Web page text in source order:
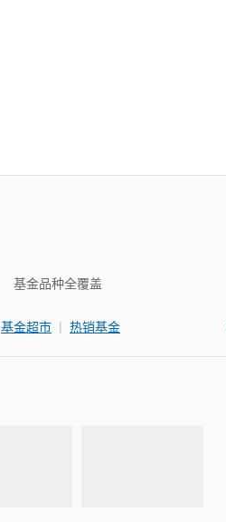
基金品种全覆盖
基金超市 | 热销基金